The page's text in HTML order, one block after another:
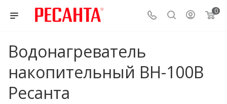
0
Водонагреватель
накопительный ВН-100В
Ресанта